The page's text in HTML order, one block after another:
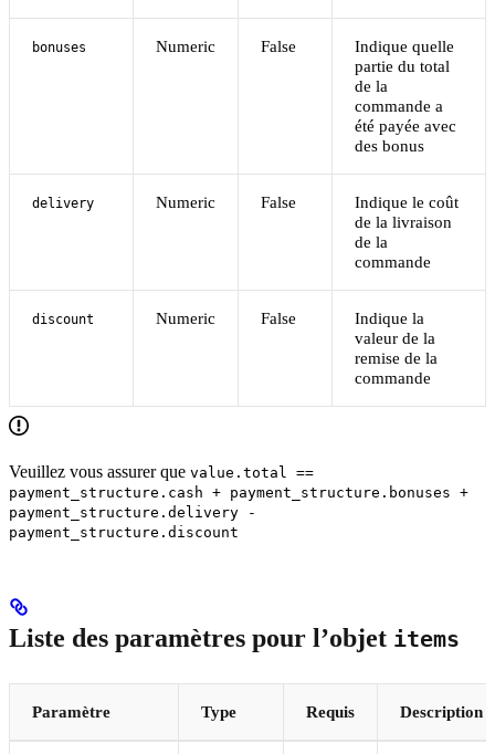
bonuses Numeric False
Indique quelle
partie du total
de la
commande a
été payée avec
des bonus
delivery Numeric False
Indique le coût
de la livraison
de la
commande
discount Numeric False
Indique la
valeur de la
remise de la
commande
Veuillez vous assurer que value.total ==
payment_structure.cash + payment_structure.bonuses +
payment_structure.delivery -
payment_structure.discount
Liste des paramètres pour l’objet items
Paramètre Type Requis Description